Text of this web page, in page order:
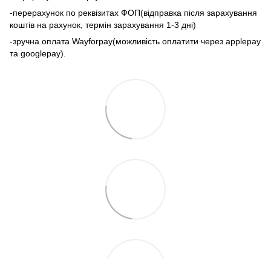
-перерахунок по реквізитах ФОП(відправка після зарахування
коштів на рахунок, термін зарахування 1-3 дні)
-зручна оплата Wayforpay(можливість оплатити через applepay
та googlepay).